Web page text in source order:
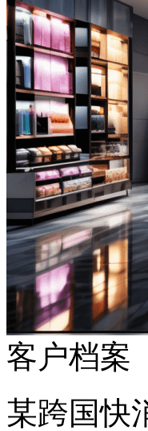
客户档案
某跨国快